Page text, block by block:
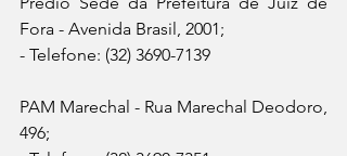
Fora - Avenida Brasil, 2001;
- Telefone: (32) 3690-7139
PAM Marechal - Rua Marechal Deodoro,
496;